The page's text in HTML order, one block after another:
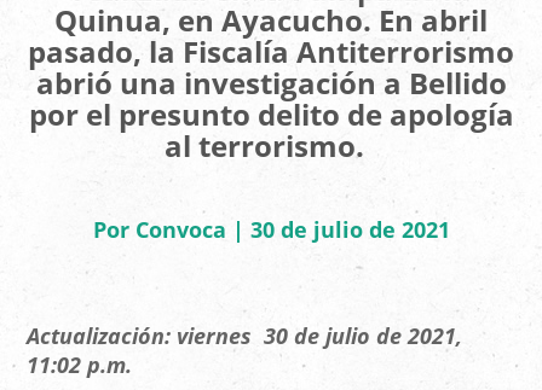
Quinua, en Ayacucho. En abril
pasado, la Fiscalía Antiterrorismo
abrió una investigación a Bellido
por el presunto delito de apología
al terrorismo.
Por Convoca | 30 de julio de 2021
Actualización: viernes 30 de julio de 2021,
11:02 p.m.